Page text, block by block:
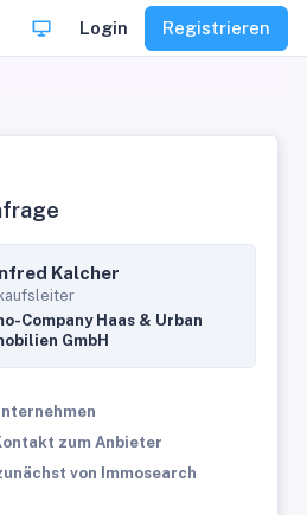
Login Registrieren
Kalcher
Company Haas & Urban
GmbH
zum Anbieter
von Immosearch